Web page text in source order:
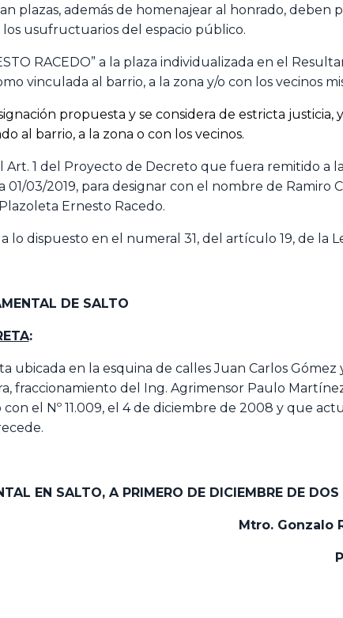
plazas, además de homenajear al honrado, deben
usufructuarios del espacio público.
RACEDO” a la plaza individualizada en el
vinculada al barrio, a la zona y/o con los vecinos
propuesta y se considera de estricta justicia,
al barrio, a la zona o con los vecinos.
1 del Proyecto de Decreto que fuera remitido a
03/2019, para designar con el nombre de Ramiro
Ernesto Racedo.
dispuesto en el numeral 31, del artículo 19, de la
DE SALTO
:
ubicada en la esquina de calles Juan Carlos Gómez
fraccionamiento del Ing. Agrimensor Paulo
el Nº 11.009, el 4 de diciembre de 2008 y que
EN SALTO, A PRIMERO DE DICIEMBRE DE
Mtro. Gonzalo